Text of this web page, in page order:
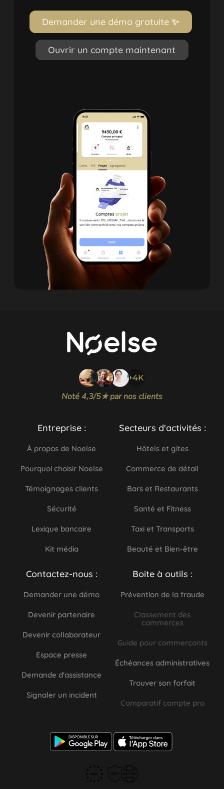
Demander une démo gratuite ✨
Ouvrir un compte maintenant
+4K
Noté 4,3/5★ par nos clients
Entreprise :
À propos de Noelse
Pourquoi choisir Noelse
Témoignages clients
Sécurité
Lexique bancaire
Kit média
Secteurs d'activités :
Hôtels et gites
Commerce de détail
Bars et Restaurants
Santé et Fitness
Taxi et Transports
Beauté et Bien-être
Contactez-nous :
Demander une démo
Devenir partenaire
Devenir collaborateur
Espace presse
Demande d'assistance
Signaler un incident
Boite à outils :
Prévention de la fraude
Classement des
commerces
Guide pour commerçants
Échéances administratives
Trouver son forfait
Comparatif compte pro